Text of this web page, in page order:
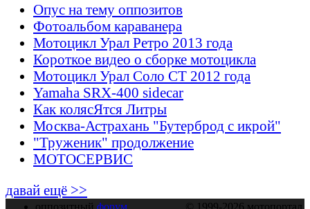
Опус на тему оппозитов
Фотоальбом караванера
Мотоцикл Урал Ретро 2013 года
Короткое видео о сборке мотоцикла
Мотоцикл Урал Соло СТ 2012 года
Yamaha SRX-400 sidecar
Как колясЯтся Литры
Москва-Астрахань "Бутерброд с икрой"
"Труженик" продолжение
МОТОСЕРВИС
давай ещё >>
оппозитный форум © 1999-2026 мотопортал